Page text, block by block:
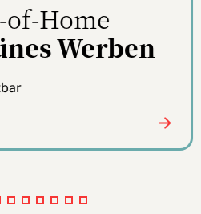
of-Home
Werben